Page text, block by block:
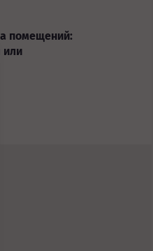
помещений:
или